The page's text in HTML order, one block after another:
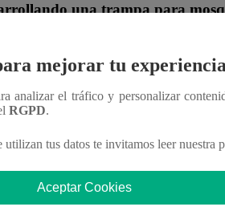
una trampa para
a los insectos portadores de
temprana para que las autoridades
de inteligencia
especie del mosquito“, explicó
del Sur de Florida.
de 150 dólares,lo que significa
mejorar tu
analizar el tráfico y personalizar
RGPD.
utilizan tus datos te invitamos leer nuestra
Aceptar Cookies